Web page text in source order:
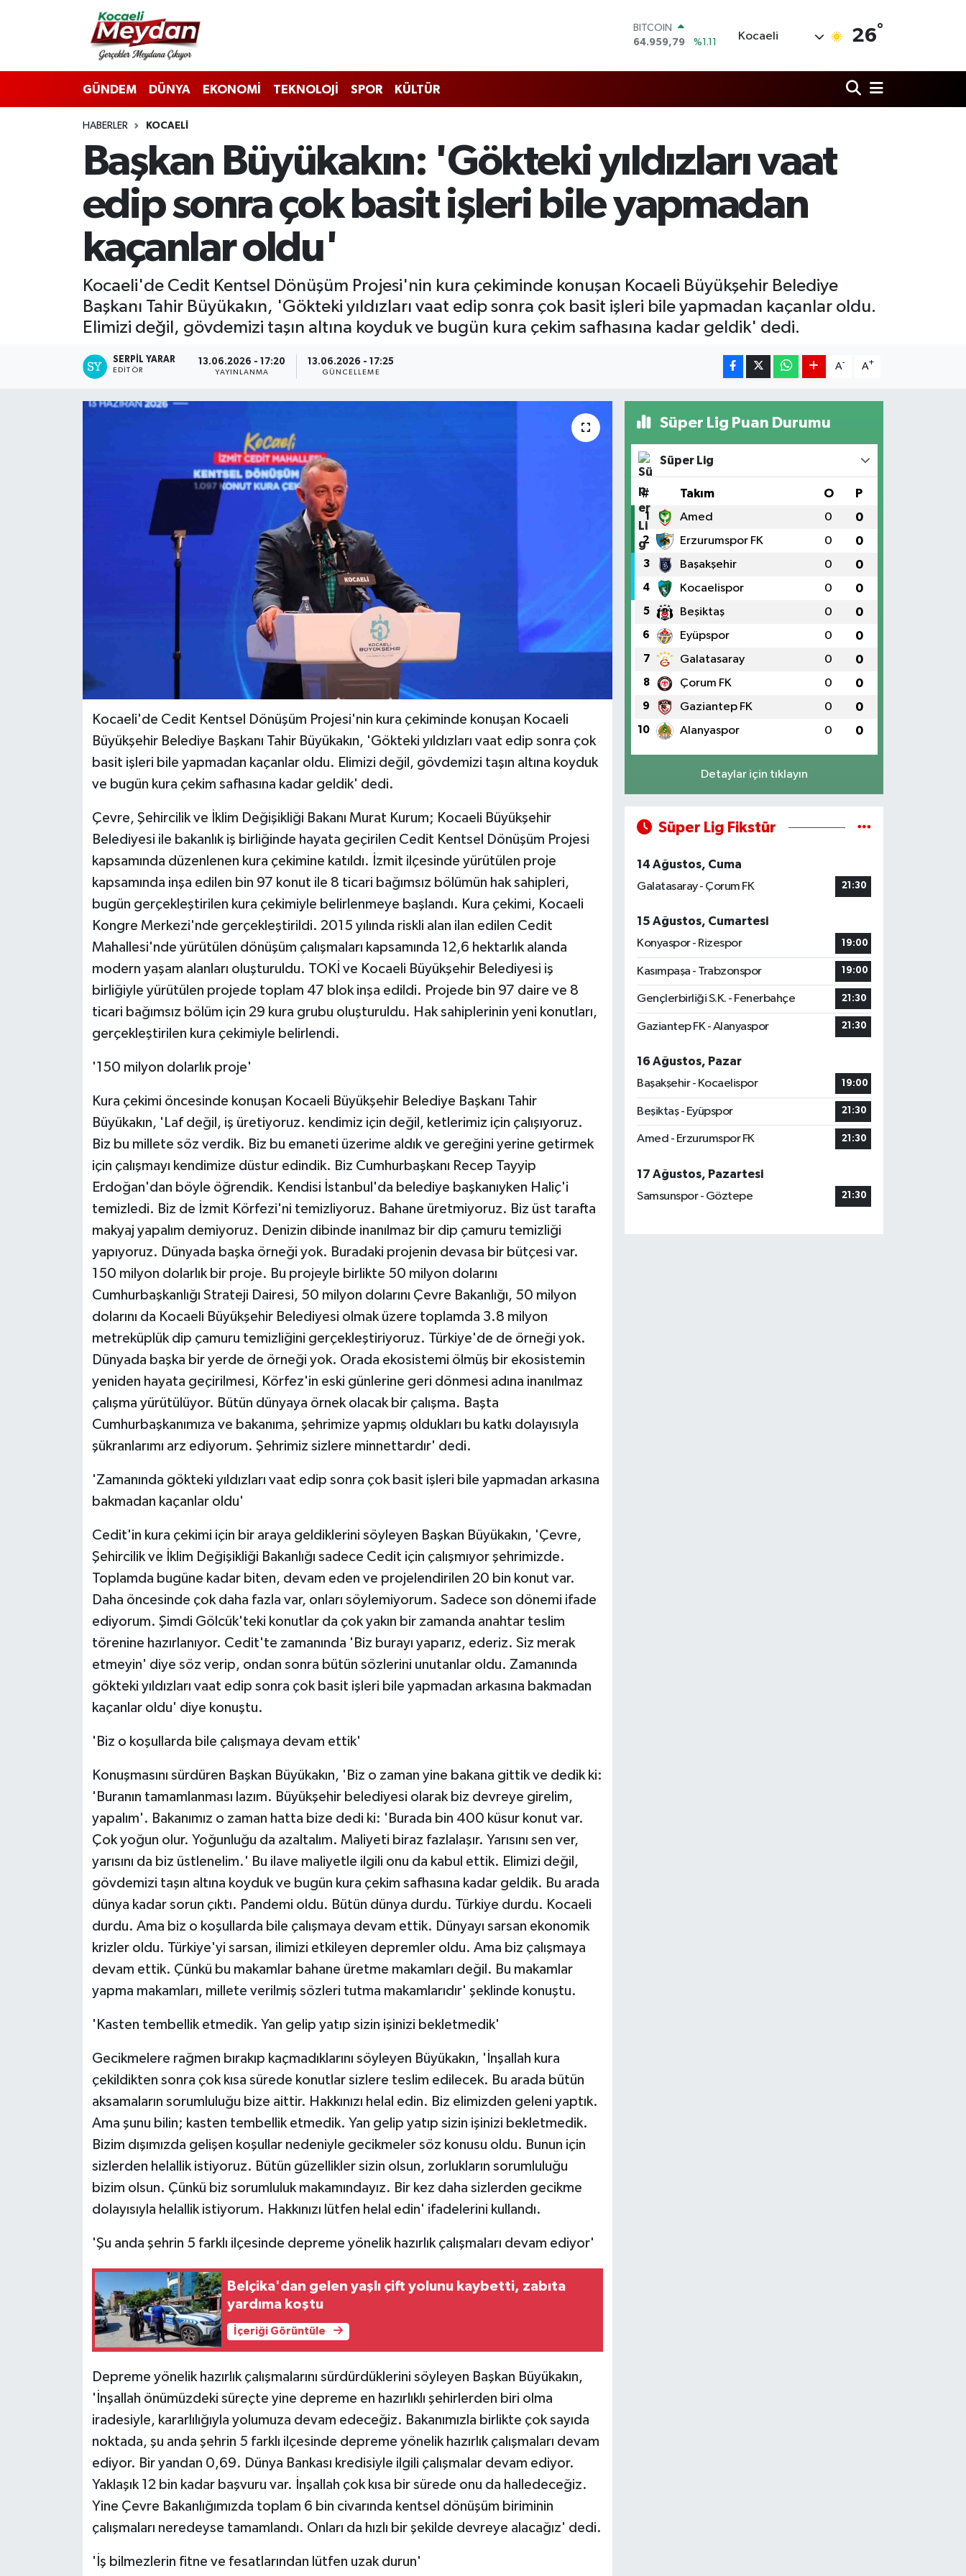
BITCOIN
64.959,79
%1.11
47,7436
%0.18
6660.55
%0.03
BİST100
Kocaeli 26°
GÜNDEM DÜNYA EKONOMİ TEKNOLOJİ SPOR KÜLTÜR
HABERLER KOCAELI
Başkan Büyükakın: 'Gökteki yıldızları vaat
edip sonra çok basit işleri bile yapmadan
kaçanlar oldu'
Kocaeli'de Cedit Kentsel Dönüşüm Projesi'nin kura çekiminde konuşan Kocaeli Büyükşehir Belediye
Başkanı Tahir Büyükakın, 'Gökteki yıldızları vaat edip sonra çok basit işleri bile yapmadan kaçanlar oldu.
Elimizi değil, gövdemizi taşın altına koyduk ve bugün kura çekim safhasına kadar geldik' dedi.
SERPİL YARAR
EDITÖR
13.06.2026 - 17:20
YAYINLANMA
13.06.2026 - 17:25
GÜNCELLEME
A- A+
Kocaeli'de Cedit Kentsel Dönüşüm Projesi'nin kura çekiminde konuşan Kocaeli
Büyükşehir Belediye Başkanı Tahir Büyükakın, 'Gökteki yıldızları vaat edip sonra çok
basit işleri bile yapmadan kaçanlar oldu. Elimizi değil, gövdemizi taşın altına koyduk
ve bugün kura çekim safhasına kadar geldik' dedi.
Çevre, Şehircilik ve İklim Değişikliği Bakanı Murat Kurum; Kocaeli Büyükşehir
Belediyesi ile bakanlık iş birliğinde hayata geçirilen Cedit Kentsel Dönüşüm Projesi
kapsamında düzenlenen kura çekimine katıldı. İzmit ilçesinde yürütülen proje
kapsamında inşa edilen bin 97 konut ile 8 ticari bağımsız bölümün hak sahipleri,
bugün gerçekleştirilen kura çekimiyle belirlenmeye başlandı. Kura çekimi, Kocaeli
Kongre Merkezi'nde gerçekleştirildi. 2015 yılında riskli alan ilan edilen Cedit
Mahallesi'nde yürütülen dönüşüm çalışmaları kapsamında 12,6 hektarlık alanda
modern yaşam alanları oluşturuldu. TOKİ ve Kocaeli Büyükşehir Belediyesi iş
birliğiyle yürütülen projede toplam 47 blok inşa edildi. Projede bin 97 daire ve 8
ticari bağımsız bölüm için 29 kura grubu oluşturuldu. Hak sahiplerinin yeni konutları,
gerçekleştirilen kura çekimiyle belirlendi.
'150 milyon dolarlık proje'
Kura çekimi öncesinde konuşan Kocaeli Büyükşehir Belediye Başkanı Tahir
Büyükakın, 'Laf değil, iş üretiyoruz. kendimiz için değil, ketlerimiz için çalışıyoruz.
Biz bu millete söz verdik. Biz bu emaneti üzerime aldık ve gereğini yerine getirmek
için çalışmayı kendimize düstur edindik. Biz Cumhurbaşkanı Recep Tayyip
Erdoğan'dan böyle öğrendik. Kendisi İstanbul'da belediye başkanıyken Haliç'i
temizledi. Biz de İzmit Körfezi'ni temizliyoruz. Bahane üretmiyoruz. Biz üst tarafta
makyaj yapalım demiyoruz. Denizin dibinde inanılmaz bir dip çamuru temizliği
yapıyoruz. Dünyada başka örneği yok. Buradaki projenin devasa bir bütçesi var.
150 milyon dolarlık bir proje. Bu projeyle birlikte 50 milyon dolarını
Cumhurbaşkanlığı Strateji Dairesi, 50 milyon dolarını Çevre Bakanlığı, 50 milyon
dolarını da Kocaeli Büyükşehir Belediyesi olmak üzere toplamda 3.8 milyon
metreküplük dip çamuru temizliğini gerçekleştiriyoruz. Türkiye'de de örneği yok.
Dünyada başka bir yerde de örneği yok. Orada ekosistemi ölmüş bir ekosistemin
yeniden hayata geçirilmesi, Körfez'in eski günlerine geri dönmesi adına inanılmaz
çalışma yürütülüyor. Bütün dünyaya örnek olacak bir çalışma. Başta
Cumhurbaşkanımıza ve bakanıma, şehrimize yapmış oldukları bu katkı dolayısıyla
şükranlarımı arz ediyorum. Şehrimiz sizlere minnettardır' dedi.
'Zamanında gökteki yıldızları vaat edip sonra çok basit işleri bile yapmadan arkasına
bakmadan kaçanlar oldu'
Cedit'in kura çekimi için bir araya geldiklerini söyleyen Başkan Büyükakın, 'Çevre,
Şehircilik ve İklim Değişikliği Bakanlığı sadece Cedit için çalışmıyor şehrimizde.
Toplamda bugüne kadar biten, devam eden ve projelendirilen 20 bin konut var.
Daha öncesinde çok daha fazla var, onları söylemiyorum. Sadece son dönemi ifade
ediyorum. Şimdi Gölcük'teki konutlar da çok yakın bir zamanda anahtar teslim
törenine hazırlanıyor. Cedit'te zamanında 'Biz burayı yaparız, ederiz. Siz merak
etmeyin' diye söz verip, ondan sonra bütün sözlerini unutanlar oldu. Zamanında
gökteki yıldızları vaat edip sonra çok basit işleri bile yapmadan arkasına bakmadan
kaçanlar oldu' diye konuştu.
'Biz o koşullarda bile çalışmaya devam ettik'
Konuşmasını sürdüren Başkan Büyükakın, 'Biz o zaman yine bakana gittik ve dedik ki:
'Buranın tamamlanması lazım. Büyükşehir belediyesi olarak biz devreye girelim,
yapalım'. Bakanımız o zaman hatta bize dedi ki: 'Burada bin 400 küsur konut var.
Çok yoğun olur. Yoğunluğu da azaltalım. Maliyeti biraz fazlalaşır. Yarısını sen ver,
yarısını da biz üstlenelim.' Bu ilave maliyetle ilgili onu da kabul ettik. Elimizi değil,
gövdemizi taşın altına koyduk ve bugün kura çekim safhasına kadar geldik. Bu arada
dünya kadar sorun çıktı. Pandemi oldu. Bütün dünya durdu. Türkiye durdu. Kocaeli
durdu. Ama biz o koşullarda bile çalışmaya devam ettik. Dünyayı sarsan ekonomik
krizler oldu. Türkiye'yi sarsan, ilimizi etkileyen depremler oldu. Ama biz çalışmaya
devam ettik. Çünkü bu makamlar bahane üretme makamları değil. Bu makamlar
yapma makamları, millete verilmiş sözleri tutma makamlarıdır' şeklinde konuştu.
'Kasten tembellik etmedik. Yan gelip yatıp sizin işinizi bekletmedik'
Gecikmelere rağmen bırakıp kaçmadıklarını söyleyen Büyükakın, 'İnşallah kura
çekildikten sonra çok kısa sürede konutlar sizlere teslim edilecek. Bu arada bütün
aksamaların sorumluluğu bize aittir. Hakkınızı helal edin. Biz elimizden geleni yaptık.
Ama şunu bilin; kasten tembellik etmedik. Yan gelip yatıp sizin işinizi bekletmedik.
Bizim dışımızda gelişen koşullar nedeniyle gecikmeler söz konusu oldu. Bunun için
sizlerden helallik istiyoruz. Bütün güzellikler sizin olsun, zorlukların sorumluluğu
bizim olsun. Çünkü biz sorumluluk makamındayız. Bir kez daha sizlerden gecikme
dolayısıyla helallik istiyorum. Hakkınızı lütfen helal edin' ifadelerini kullandı.
'Şu anda şehrin 5 farklı ilçesinde depreme yönelik hazırlık çalışmaları devam ediyor'
Belçika'dan gelen yaşlı çift yolunu kaybetti, zabıta
yardıma koştu
İçeriği Görüntüle
Depreme yönelik hazırlık çalışmalarını sürdürdüklerini söyleyen Başkan Büyükakın,
'İnşallah önümüzdeki süreçte yine depreme en hazırlıklı şehirlerden biri olma
iradesiyle, kararlılığıyla yolumuza devam edeceğiz. Bakanımızla birlikte çok sayıda
noktada, şu anda şehrin 5 farklı ilçesinde depreme yönelik hazırlık çalışmaları devam
ediyor. Bir yandan 0,69. Dünya Bankası kredisiyle ilgili çalışmalar devam ediyor.
Yaklaşık 12 bin kadar başvuru var. İnşallah çok kısa bir sürede onu da halledeceğiz.
Yine Çevre Bakanlığımızda toplam 6 bin civarında kentsel dönüşüm biriminin
çalışmaları neredeyse tamamlandı. Onları da hızlı bir şekilde devreye alacağız' dedi.
'İş bilmezlerin fitne ve fesatlarından lütfen uzak durun'
Süper Lig Puan Durumu
Süper Lig
# Takım O P
1 Amed 0 0
2 Erzurumspor FK 0 0
3 Başakşehir 0 0
4 Kocaelispor 0 0
5 Beşiktaş 0 0
6 Eyüpspor 0 0
7 Galatasaray 0 0
8 Çorum FK 0 0
9 Gaziantep FK 0 0
10 Alanyaspor 0 0
Detaylar için tıklayın
Süper Lig Fikstür
14 Ağustos, Cuma
Galatasaray - Çorum FK
21:30
15 Ağustos, Cumartesi
Konyaspor - Rizespor
19:00
Kasımpaşa - Trabzonspor 19:00
Gençlerbirliği S.K. - Fenerbahçe 21:30
Gaziantep FK - Alanyaspor 21:30
16 Ağustos, Pazar
Başakşehir - Kocaelispor
19:00
Beşiktaş - Eyüpspor 21:30
Amed - Erzurumspor FK 21:30
17 Ağustos, Pazartesi
Samsunspor - Göztepe
21:30
Nöbetçi Eczaneler
Hava Durumu
Trafik Durumu
Süper Lig Puan Durumu ve Fikstür
Tüm Manşetler
Son Dakika Haberleri